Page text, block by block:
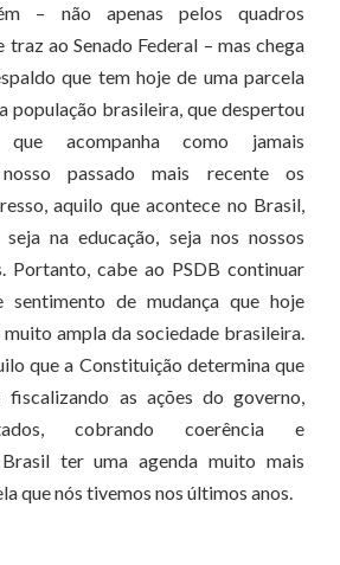
– não apenas pelos quadros
ao Senado Federal – mas chega
que tem hoje de uma parcela
população brasileira, que despertou
que acompanha como jamais
passado mais recente os
aquilo que acontece no Brasil,
na educação, seja nos nossos
Portanto, cabe ao PSDB continuar
sentimento de mudança que hoje
ampla da sociedade brasileira.
que a Constituição determina que
fiscalizando as ações do governo,
cobrando coerência e
ter uma agenda muito mais
que nós tivemos nos últimos anos.